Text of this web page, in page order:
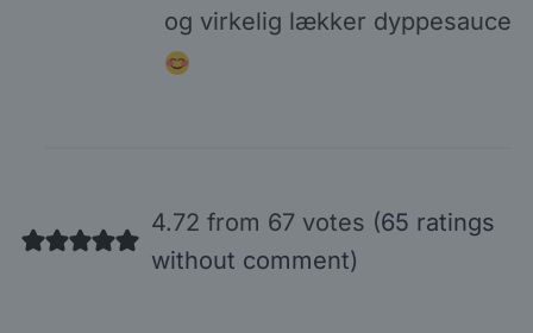
og virkelig lækker dyppesauce
4.72 from 67 votes (65 ratings
without comment)